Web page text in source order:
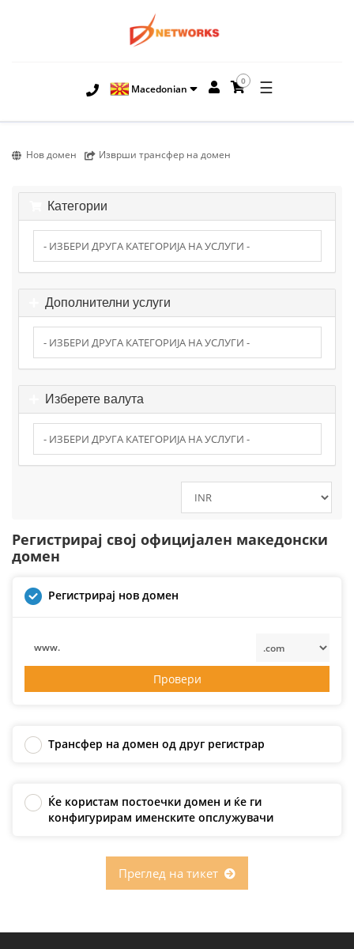
Macedonian
0 ☰
Нов домен Изврши трансфер на домен
Категории
Дополнителни услуги
Изберете валута
Регистрирај свој официјален македонски
домен
Регистрирај нов домен
www.
Провери
Трансфер на домен од друг регистрар
Ќе користам постоечки домен и ќе ги
конфигурирам именските опслужувачи